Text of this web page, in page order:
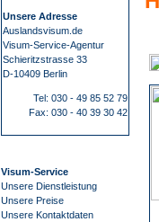
Unsere Adresse
Auslandsvisum.de
Visum-Service-Agentur
Schieritzstrasse 33
D-10409 Berlin
Tel: 030 - 49 85 52 79
Fax: 030 - 40 39 30 42
Visum-Service
Unsere Dienstleistung
Unsere Preise
Unsere Kontaktdaten